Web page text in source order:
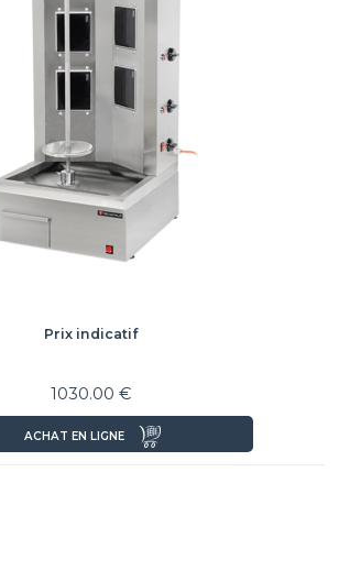
Prix indicatif
1030.00 €
ACHAT EN LIGNE